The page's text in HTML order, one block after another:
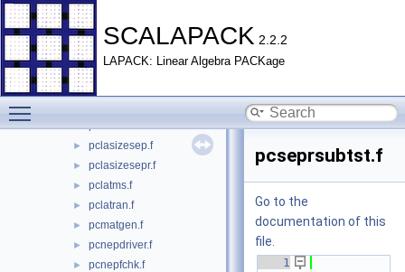
SCALAPACK 2.2.2
LAPACK: Linear Algebra PACKage
► pchrddriver.f
► pchrdinfo.f
► pclafchk.f
► pclagsy.f
► pclasizegsep.f
► pclasizeheevx.f
► pclasizesep.f
► pclasizesepr.f
► pclatms.f
► pclatran.f
► pcmatgen.f
► pcnepdriver.f
► pcnepfchk.f
pcseprsubtst.f
Go to the
documentation of this
file.
    1